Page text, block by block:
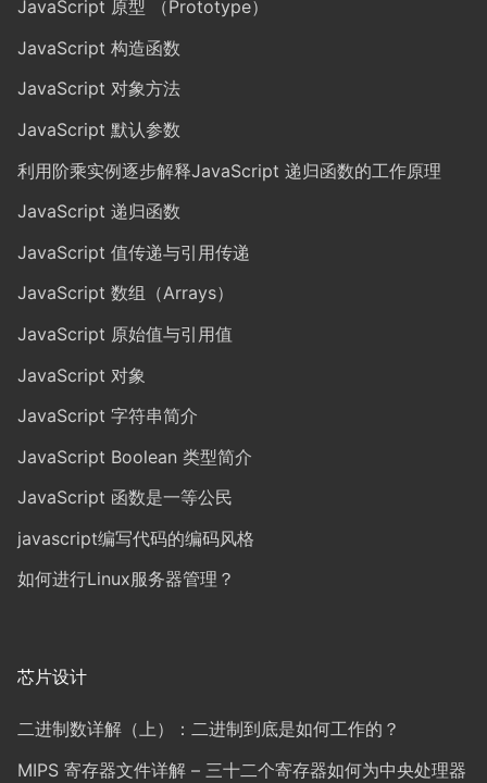
JavaScript 原型 （Prototype）
JavaScript 构造函数
JavaScript 对象方法
JavaScript 默认参数
利用阶乘实例逐步解释JavaScript 递归函数的工作原理
JavaScript 递归函数
JavaScript 值传递与引用传递
JavaScript 数组（Arrays）
JavaScript 原始值与引用值
JavaScript 对象
JavaScript 字符串简介
JavaScript Boolean 类型简介
JavaScript 函数是一等公民
javascript编写代码的编码风格
如何进行Linux服务器管理？
芯片设计
二进制数详解（上）：二进制到底是如何工作的？
MIPS 寄存器文件详解 – 三十二个寄存器如何为中央处理器